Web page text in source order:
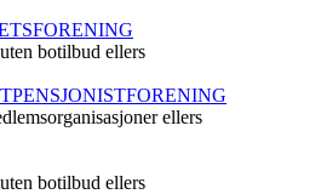
botilbud ellers
ellers
botilbud ellers